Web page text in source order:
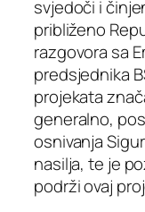
svjedoči i
približeno
razgovora sa
predsjednika
projekata
generalno,
osnivanja
nasilja, te je
podrži ovaj